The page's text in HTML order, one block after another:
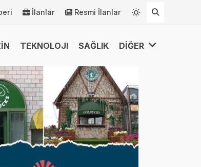
İlanlar Resmi İlanlar
TEKNOLOJI SAĞLIK DİĞER